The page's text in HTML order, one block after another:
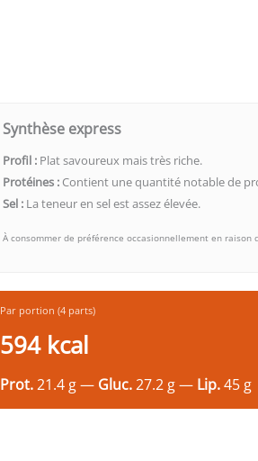
Synthèse express
Profil : Plat savoureux mais très riche.
Protéines : Contient une quantité notable de
Sel : La teneur en sel est assez élevée.
À consommer de préférence occasionnellement en raison
Par portion (4 parts)
594 kcal
Prot.21.4 g — Gluc.27.2 g — Lip.45 g